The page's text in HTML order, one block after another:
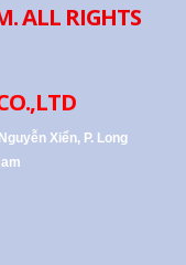
ALL RIGHTS
Xiển, P. Long